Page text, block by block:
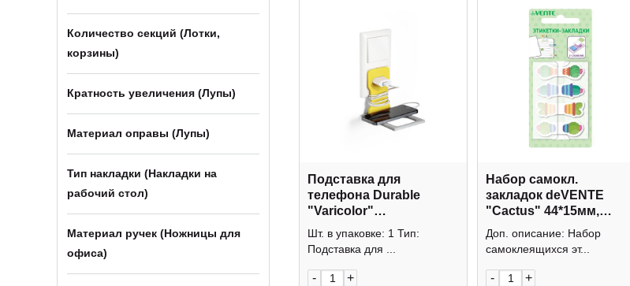
Количество секций (Лотки,
корзины)
Кратность увеличения (Лупы)
Материал оправы (Лупы)
Тип накладки (Накладки на
рабочий стол)
Материал ручек (Ножницы для
офиса)
Подставка для
телефона Durable
"Varicolor"
13,4*8,4*4,5см, пластик,
желтый 7735-04
Шт. в упаковке: 1 Тип:
Подставка для ...
- +
Набор самокл.
закладок deVENTE
"Cactus" 44*15мм,
пластик (4блока по 20л)
2011216
Доп. описание: Набор
самоклеящихся эт...
- +